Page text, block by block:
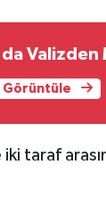
Valizden
Görüntüle
taraf